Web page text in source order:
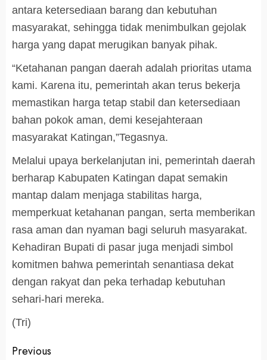
antara ketersediaan barang dan kebutuhan
masyarakat, sehingga tidak menimbulkan gejolak
harga yang dapat merugikan banyak pihak.
“Ketahanan pangan daerah adalah prioritas utama
kami. Karena itu, pemerintah akan terus bekerja
memastikan harga tetap stabil dan ketersediaan
bahan pokok aman, demi kesejahteraan
masyarakat Katingan,”Tegasnya.
Melalui upaya berkelanjutan ini, pemerintah daerah
berharap Kabupaten Katingan dapat semakin
mantap dalam menjaga stabilitas harga,
memperkuat ketahanan pangan, serta memberikan
rasa aman dan nyaman bagi seluruh masyarakat.
Kehadiran Bupati di pasar juga menjadi simbol
komitmen bahwa pemerintah senantiasa dekat
dengan rakyat dan peka terhadap kebutuhan
sehari-hari mereka.
(Tri)
Post
Previous